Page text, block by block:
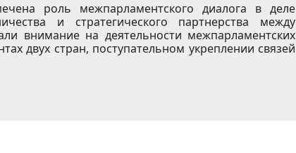
роль межпарламентского диалога в деле
и стратегического партнерства между
внимание на деятельности межпарламентских
двух стран, поступательном укреплении связей